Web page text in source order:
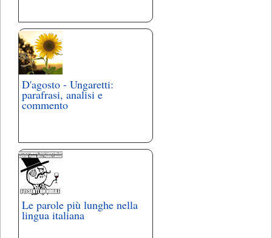
D'agosto - Ungaretti:
parafrasi, analisi e
commento
Le parole più lunghe nella
lingua italiana